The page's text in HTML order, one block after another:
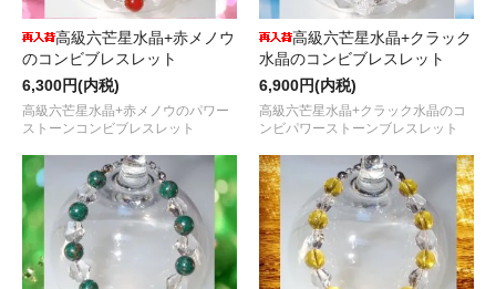
高級六芒星水晶+赤メノウ
のコンビブレスレット
6,300円(内税)
高級六芒星水晶+赤メノウのパワー
ストーンコンビブレスレット
高級六芒星水晶+クラック
水晶のコンビブレスレット
6,900円(内税)
高級六芒星水晶+クラック水晶のコ
ンビパワーストーンブレスレット